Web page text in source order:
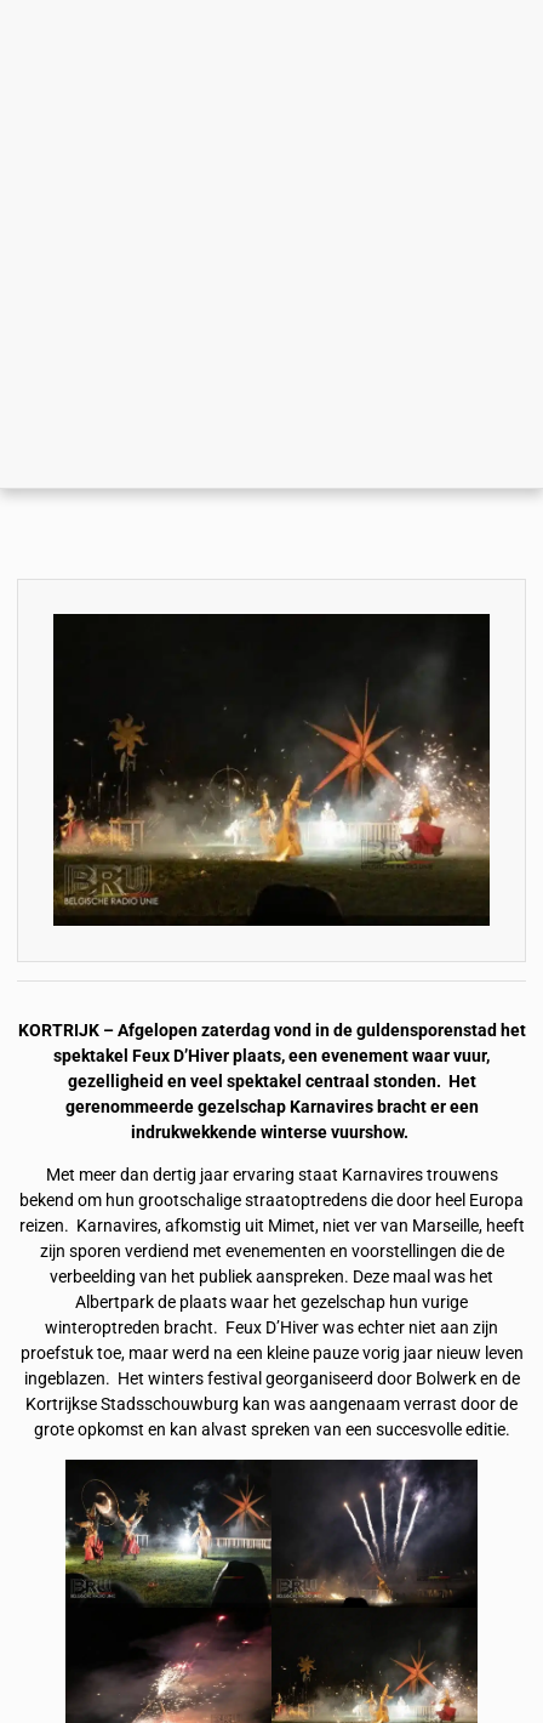
KORTRIJK – Afgelopen zaterdag vond in de guldensporenstad het
spektakel Feux D’Hiver plaats, een evenement waar vuur,
gezelligheid en veel spektakel centraal stonden. Het
gerenommeerde gezelschap Karnavires bracht er een
indrukwekkende winterse vuurshow.
Met meer dan dertig jaar ervaring staat Karnavires trouwens
bekend om hun grootschalige straatoptredens die door heel Europa
reizen. Karnavires, afkomstig uit Mimet, niet ver van Marseille, heeft
zijn sporen verdiend met evenementen en voorstellingen die de
verbeelding van het publiek aanspreken. Deze maal was het
Albertpark de plaats waar het gezelschap hun vurige
winteroptreden bracht. Feux D’Hiver was echter niet aan zijn
proefstuk toe, maar werd na een kleine pauze vorig jaar nieuw leven
ingeblazen. Het winters festival georganiseerd door Bolwerk en de
Kortrijkse Stadsschouwburg kan was aangenaam verrast door de
grote opkomst en kan alvast spreken van een succesvolle editie.